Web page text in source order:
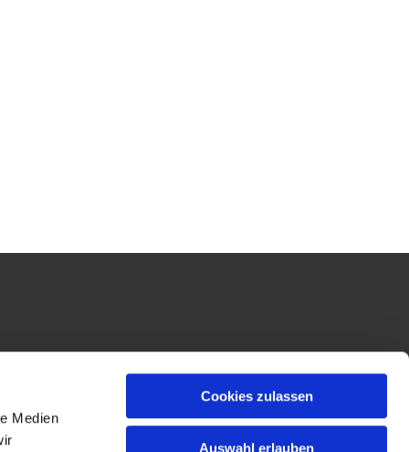
Medien
Cookies zulassen
Auswahl erlauben